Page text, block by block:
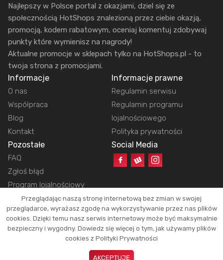
Najlepszy w Polsce portal z okazjami, dziel się ze
społecznością HotShops znalezioną przez ciebie okazją,
promocją, kodem rabatowym, oceniaj komentuj zdobywaj
punkty które wymienisz na nagrody!
Aktualne promocje w sklepach tylko na HotShops.pl - to
twoja strona z promocjami.
Informacje
O nas
Współpraca
Blog
Kontakt
Informacje prawne
Regulamin serwisu
Regulamin programu
lojalnościowego
Polityka prywatności
Pozostałe
FAQ
Zgłoś błąd
Program lojalnościowy
Social Media
Copyright © 2026 HotShops.pl - Wszelkie prawa zastrzeżone.
Jako partnerzy możemy otrzymać prowizję za dokonanie zakupów z naszych
linków. Dzięki temu jesteśmy w stanie utrzymać działanie naszego portalu.
Okazje oraz ich atrakcyjność zależą tylko i wyłącznie od naszych
Przeglądając naszą stronę internetową bez zmian w swojej
przeglądarce, wyrażasz zgodę na wykorzystywanie przez nas plików
cookies. Dzięki temu nasz serwis internetowy może być maksymalnie
bezpieczny i wygodny. Dowiedz się więcej o tym, jak używamy plików
cookies z Polityki Prywatności
AKCEPTUJĘ